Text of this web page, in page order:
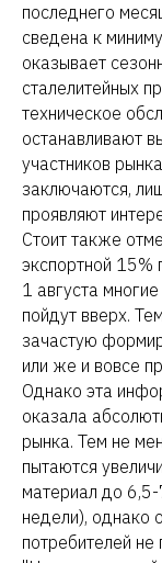
последнего
сведена к
оказывает
сталелитейных
техническое
останавливают
участников
заключаются,
проявляют
Стоит также
экспортной 15%
1 августа
пойдут вверх.
зачастую
или же и вовсе
Однако эта
оказала
рынка. Тем не
пытаются
материал до
недели), однако
потребителей не